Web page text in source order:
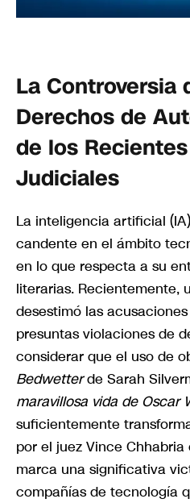
La Controversia
Derechos de
de los
Judiciales
La inteligencia artificial
candente en el ámbito
en lo que respecta a su
literarias. Recientemente,
desestimó las
presuntas violaciones de
considerar que el uso de
Bedwetterde Sarah
maravillosa vida de Oscar
suficientemente
por el juez Vince Chhabria
marca una significativa
compañías de tecnología